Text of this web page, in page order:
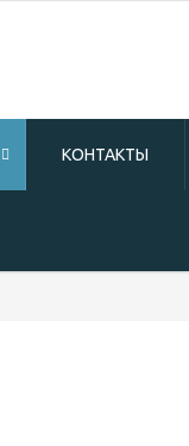
КОНТАКТЫ